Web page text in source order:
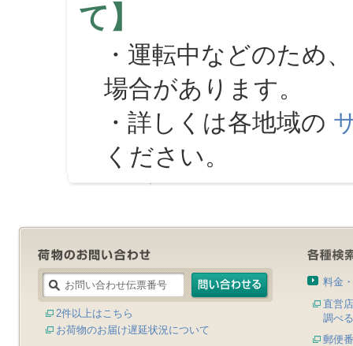
て】
・運転中などのため
場合があります。
・詳しくは各地域の
ください。
2件以上はこちら
お荷物のお届け遅延状況について
料金
直営
調べる
郵便